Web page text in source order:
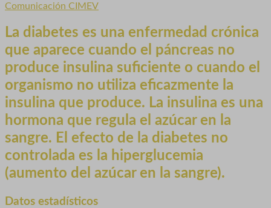
Comunicación CIMEV
La diabetes es una enfermedad crónica
que aparece cuando el páncreas no
produce insulina suficiente o cuando el
organismo no utiliza eficazmente la
insulina que produce. La insulina es una
hormona que regula el azúcar en la
sangre. El efecto de la diabetes no
controlada es la hiperglucemia
(aumento del azúcar en la sangre).
Datos estadísticos